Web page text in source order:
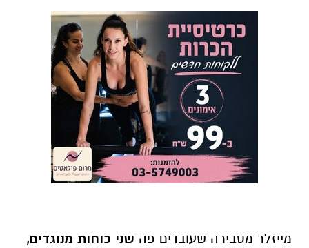
מייזלר מסבירה שעובדים פה שני כוחות מנוגדים,